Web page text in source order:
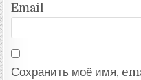
Email
Сохранить моё имя,